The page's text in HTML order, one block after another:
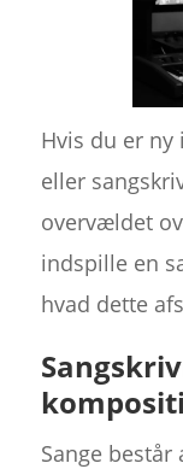
Hvis du er
eller
overvældet
indspille en
hvad dette
Sange består